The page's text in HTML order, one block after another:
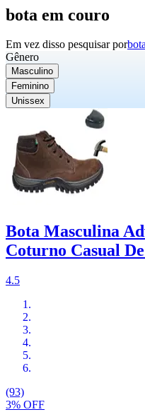
bota em couro
Em vez disso pesquisar por
Gênero
Masculino
Feminino
Unissex
Bota Masculina
Coturno Casual
4.5
(93)
3% OFF